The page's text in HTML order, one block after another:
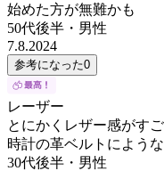
始めた方が無難かも
50代後半 ・ 男性
7.8.2024
参考になった0
レーザー
とにかくレザー感がす
時計の革ベルトにような
30代後半 ・ 男性